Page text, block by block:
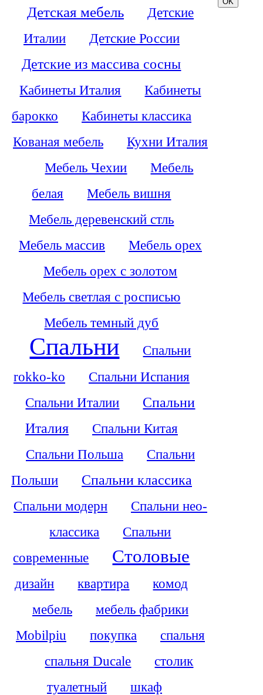
Детская мебель
Детские
Италии
Детские России
Детские из массива сосны
Кабинеты Италия
Кабинеты
барокко
Кабинеты классика
Кованая мебель
Кухни Италия
Мебель Чехии
Мебель
белая
Мебель вишня
Мебель деревенский стль
Мебель массив
Мебель орех
Мебель орех с золотом
Мебель светлая с росписью
Мебель темный дуб
Спальни
Спальни
rokko-ko
Спальни Испания
Спальни Италии
Спальни
Италия
Спальни Китая
Спальни Польша
Спальни
Польши
Спальни классика
Спальни модерн
Спальни нео-
классика
Спальни
современные
Столовые
дизайн квартира
комод
мебель
мебель фабрики
Mobilpiu
покупка
спальня
спальня Ducale
столик
туалетный
шкаф